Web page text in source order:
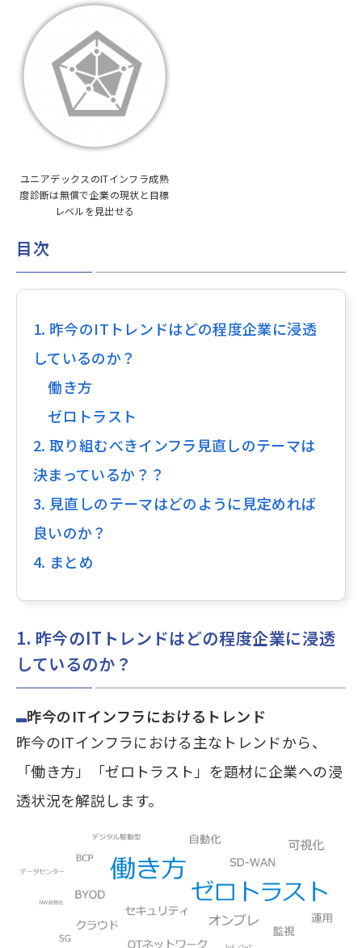
ユニアデックスのITインフラ成熟
度診断は無償で企業の現状と目標
レベルを見出せる
目次
1. 昨今のITトレンドはどの程度企業に浸透
しているのか？
働き方
ゼロトラスト
2. 取り組むべきインフラ見直しのテーマは
決まっているか？？
3. 見直しのテーマはどのように見定めれば
良いのか？
4. まとめ
1. 昨今のITトレンドはどの程度企業に浸透
しているのか？
昨今のITインフラにおけるトレンド
昨今のITインフラにおける主なトレンドから、
「働き方」「ゼロトラスト」を題材に企業への浸
透状況を解説します。